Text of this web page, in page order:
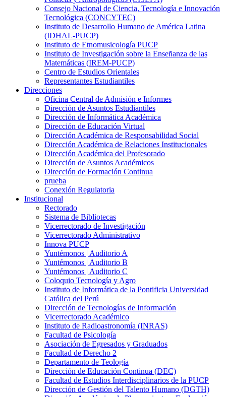
Consejo Nacional de Ciencia, Tecnología e Innovación
Tecnológica (CONCYTEC)
Instituto de Desarrollo Humano de América Latina
(IDHAL-PUCP)
Instituto de Etnomusicología PUCP
Instituto de Investigación sobre la Enseñanza de las
Matemáticas (IREM-PUCP)
Centro de Estudios Orientales
Representantes Estudiantiles
Direcciones
Oficina Central de Admisión e Informes
Dirección de Asuntos Estudiantiles
Dirección de Informática Académica
Dirección de Educación Virtual
Dirección Académica de Responsabilidad Social
Dirección Académica de Relaciones Institucionales
Dirección Académica del Profesorado
Dirección de Asuntos Académicos
Dirección de Formación Continua
prueba
Conexión Regulatoria
Institucional
Rectorado
Sistema de Bibliotecas
Vicerrectorado de Investigación
Vicerrectorado Administrativo
Innova PUCP
Yuntémonos | Auditorio A
Yuntémonos | Auditorio B
Yuntémonos | Auditorio C
Coloquio Tecnología y Agro
Instituto de Informática de la Pontificia Universidad
Católica del Perú
Dirección de Tecnologías de Información
Vicerrectorado Académico
Instituto de Radioastronomía (INRAS)
Facultad de Psicología
Asociación de Egresados y Graduados
Facultad de Derecho 2
Departamento de Teología
Dirección de Educación Continua (DEC)
Facultad de Estudios Interdisciplinarios de la PUCP
Dirección de Gestión del Talento Humano (DGTH)